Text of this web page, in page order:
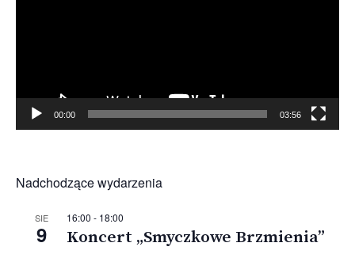
00:00 03:56
Nadchodzące wydarzenia
SIE
9
16:00 - 18:00
Koncert „Smyczkowe Brzmienia”